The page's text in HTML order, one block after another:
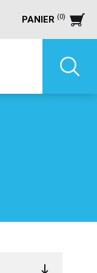
PANIER (0)